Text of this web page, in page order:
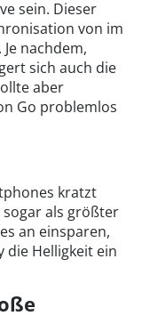
sein. Dieser
von im
nachdem,
sich auch die
aber
Go problemlos
kratzt
als größter
an einsparen,
die Helligkeit ein